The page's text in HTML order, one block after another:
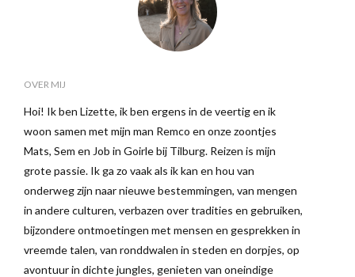
OVER MIJ
Hoi! Ik ben Lizette, ik ben ergens in de veertig en ik
woon samen met mijn man Remco en onze zoontjes
Mats, Sem en Job in Goirle bij Tilburg. Reizen is mijn
grote passie. Ik ga zo vaak als ik kan en hou van
onderweg zijn naar nieuwe bestemmingen, van mengen
in andere culturen, verbazen over tradities en gebruiken,
bijzondere ontmoetingen met mensen en gesprekken in
vreemde talen, van ronddwalen in steden en dorpjes, op
avontuur in dichte jungles, genieten van oneindige